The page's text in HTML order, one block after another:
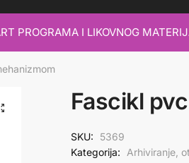
PROGRAMA I LIKOVNOG
Fascikl
SKU:
5369
Kategorija:
Arhiviranje,